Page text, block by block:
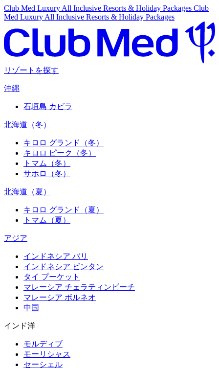
Club Med Luxury All Inclusive Resorts & Holiday Packages Club
Med Luxury All Inclusive Resorts & Holiday Packages
リゾートを探す
沖縄
石垣島 カビラ
北海道（冬）
キロロ グランド（冬）
キロロ ピーク（冬）
トマム（冬）
サホロ（冬）
北海道（夏）
キロロ グランド（夏）
トマム（夏）
アジア
インドネシア バリ
インドネシア ビンタン
タイ プーケット
マレーシア チェラティンビーチ
マレーシア ボルネオ
中国
インド洋
モルディブ
モーリシャス
セーシェル